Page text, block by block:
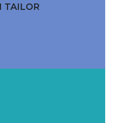
TAILOR